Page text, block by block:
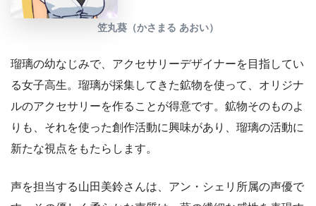
笠丸葵（かさまる あおい）
瑠璃の幼なじみで、アクセサリーデザイナーを目指してい
る女子高生。瑠璃が採集してきた鉱物を使って、オリジナ
ルのアクセサリーを作ることが得意です。鉱物そのものよ
りも、それを使った創作活動に興味があり、瑠璃の活動に
新たな視点をもたらします。
声を担当する山田美鈴さんは、アン・シェリ所属の声優で